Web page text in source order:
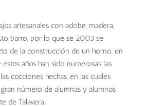
artesanales con adobe, madera,
barro, por lo que se 2003 se
de la construcción de un horno, en
años han sido numerosas las
cocciones hechas, en las cuales
número de alumnas y alumnos
de Talavera.